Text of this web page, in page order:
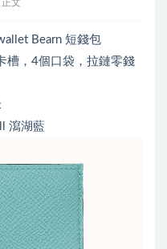
正文
Bearn 短錢包
槽，4個口袋，拉鏈零錢
瀉湖藍